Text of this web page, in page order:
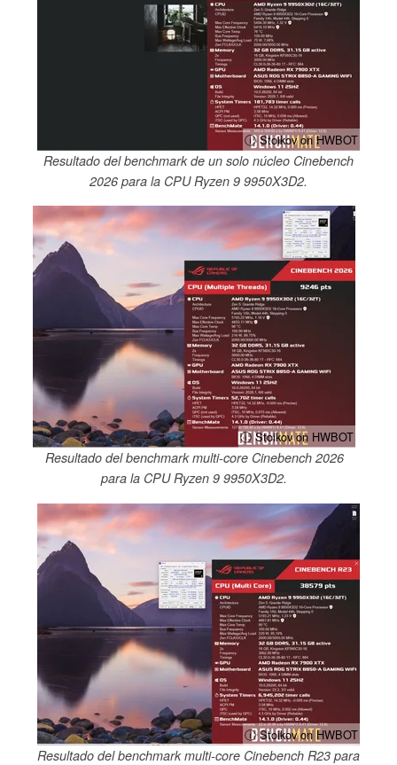
ⓘ Stoikov on HWBOT
Resultado del benchmark de un solo núcleo Cinebench
2026 para la CPU Ryzen 9 9950X3D2.
ⓘ Stoikov on HWBOT
Resultado del benchmark multi-core Cinebench 2026
para la CPU Ryzen 9 9950X3D2.
ⓘ Stoikov on HWBOT
Resultado del benchmark multi-core Cinebench R23 para